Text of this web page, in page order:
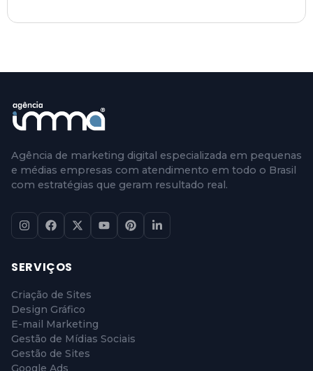
Agência de marketing digital especializada em pequenas
e médias empresas com atendimento em todo o Brasil
com estratégias que geram resultado real.
SERVIÇOS
Criação de Sites
Design Gráfico
E-mail Marketing
Gestão de Mídias Sociais
Gestão de Sites
Google Ads